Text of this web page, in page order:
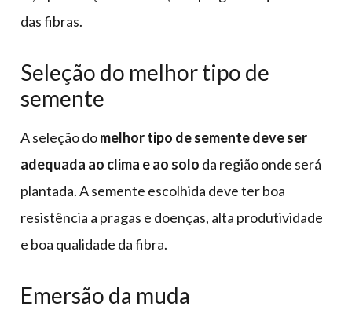
das fibras.
Seleção do melhor tipo de
semente
A seleção domelhor tipo de semente deve ser
adequada ao clima e ao solo da região onde será
plantada. A semente escolhida deve ter boa
resistência a pragas e doenças, alta produtividade
e boa qualidade da fibra.
Emersão da muda